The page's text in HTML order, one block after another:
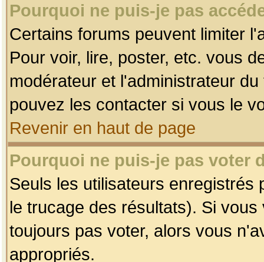
Pourquoi ne puis-je pas
Certains forums peuvent limiter
Pour voir, lire, poster, etc. vous
modérateur et l'administrateur
pouvez les contacter si vous le
Revenir en haut de page
Pourquoi ne puis-je pas voter
Seuls les utilisateurs enregistrés
le trucage des résultats). Si
toujours pas voter, alors vous
appropriés.